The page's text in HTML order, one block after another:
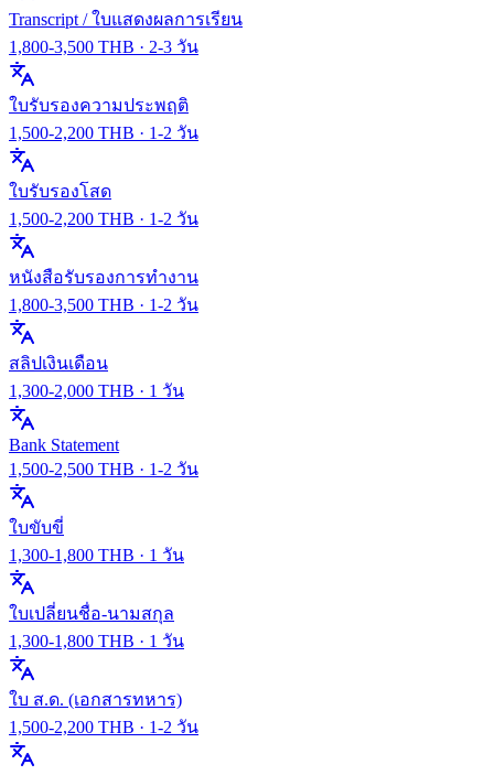
Transcript / ใบแสดงผลการเรียน
1,800-3,500 THB · 2-3 วัน
ใบรับรองความประพฤติ
1,500-2,200 THB · 1-2 วัน
ใบรับรองโสด
1,500-2,200 THB · 1-2 วัน
หนังสือรับรองการทำงาน
1,800-3,500 THB · 1-2 วัน
สลิปเงินเดือน
1,300-2,000 THB · 1 วัน
Bank Statement
1,500-2,500 THB · 1-2 วัน
ใบขับขี่
1,300-1,800 THB · 1 วัน
ใบเปลี่ยนชื่อ-นามสกุล
1,300-1,800 THB · 1 วัน
ใบ ส.ด. (เอกสารทหาร)
1,500-2,200 THB · 1-2 วัน